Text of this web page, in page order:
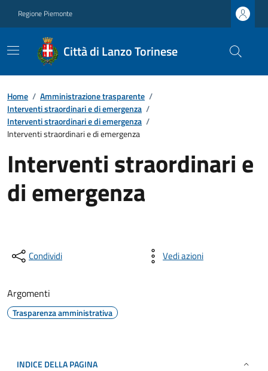
Regione Piemonte
Città di Lanzo Torinese
Home / Amministrazione trasparente /
Interventi straordinari e di emergenza /
Interventi straordinari e di emergenza /
Interventi straordinari e di emergenza
Interventi straordinari e
di emergenza
Condividi Vedi azioni
Argomenti
Trasparenza amministrativa
INDICE DELLA PAGINA